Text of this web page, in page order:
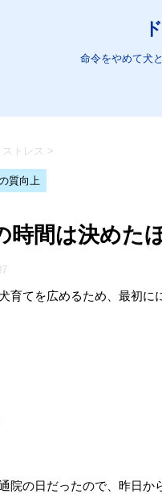
命令をやめて犬
ストレス >
質向上
時間は決めた
育てを広めるため、最初に
院の日だったので、昨日